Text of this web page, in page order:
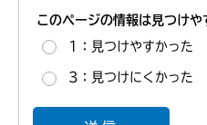
このページの情報は見つけや
1：見つけやすかった
3：見つけにくかった